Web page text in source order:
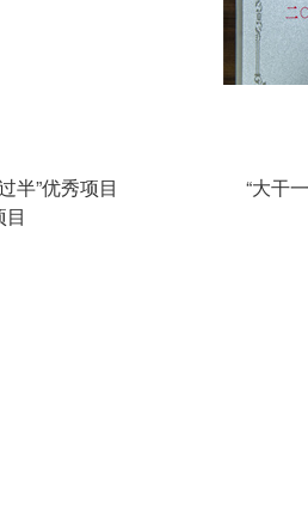
国家优质工程
梅溪湖国际文化艺术中心